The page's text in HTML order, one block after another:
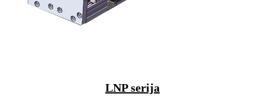
LNP serija